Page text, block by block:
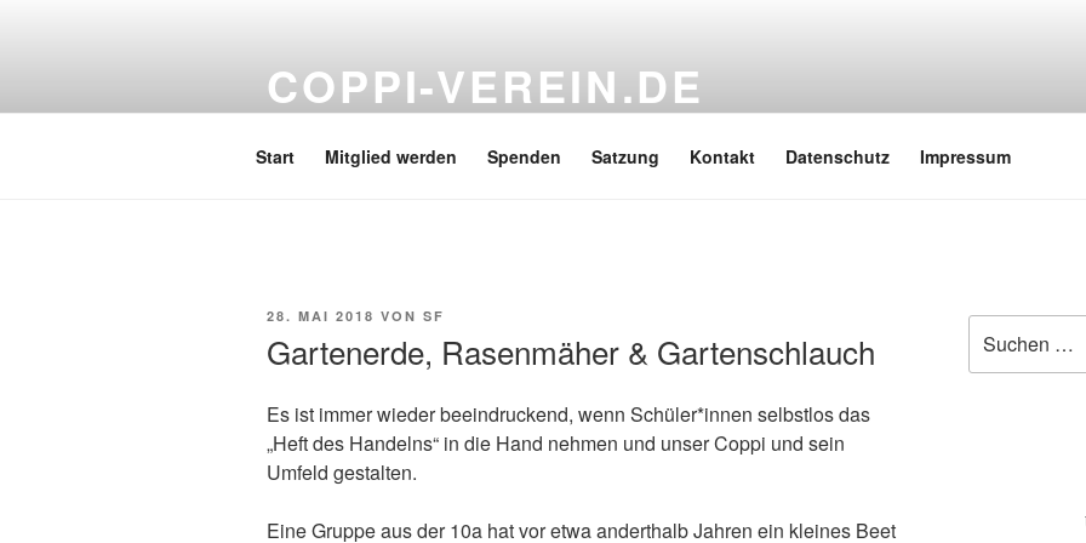
COPPI-VEREIN.DE
Start Mitglied werden Spenden Satzung Kontakt Datenschutz Impressum
VERÖFFENTLICHT
28. MAI 2018 VON SF
Gartenerde, Rasenmäher & Gartenschlauch
Es ist immer wieder beeindruckend, wenn Schüler*innen selbstlos das
„Heft des Handelns“ in die Hand nehmen und unser Coppi und sein
Umfeld gestalten.
Eine Gruppe aus der 10a hat vor etwa anderthalb Jahren ein kleines Beet
nach: